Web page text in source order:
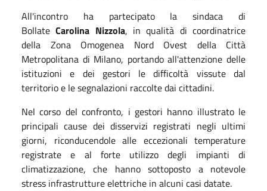
All'incontro ha partecipato la sindaca di
Bollate Carolina Nizzola, in qualità di coordinatrice
della Zona Omogenea Nord Ovest della Città
Metropolitana di Milano, portando all'attenzione delle
istituzioni e dei gestori le difficoltà vissute dal
territorio e le segnalazioni raccolte dai cittadini.
Nel corso del confronto, i gestori hanno illustrato le
principali cause dei disservizi registrati negli ultimi
giorni, riconducendole alle eccezionali temperature
registrate e al forte utilizzo degli impianti di
climatizzazione, che hanno sottoposto a notevole
stress infrastrutture elettriche in alcuni casi datate.